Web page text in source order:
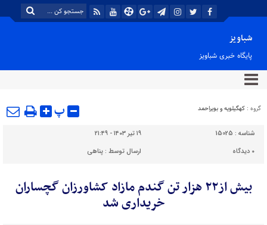
شباویز
پایگاه خبری شباویز
گروه : کهگیلویه و بویراحمد پ
شناسه : 15025
۱۹ تیر ۱۴۰۳ - ۲۱:۴۹
۰ دیدگاه ارسال توسط :پناهی
بیش از۲۲ هزار تن گندم مازاد کشاورزان گچساران
خریداری شد